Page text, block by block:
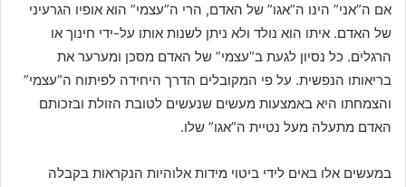
אם ה”אני” הינו ה”אגו” של האדם, הרי ה”עצמי” הוא אופיו הגרעיני
של האדם. איתו הוא נולד ולא ניתן לשנות אותו על-ידי חינוך או
הרגלים. כל נסיון לגעת ב”עצמי” של האדם מסכן ומערער את
בריאותו הנפשית. על פי המקובלים הדרך היחידה לפיתוח ה”עצמי”
והצמחתו היא באמצעות מעשים שנעשים לטובת הזולת ובזכותם
האדם מתעלה מעל נטיית ה”אגו” שלו.
במעשים אלו באים לידי ביטוי מידות אלוהיות הנקראות בקבלה